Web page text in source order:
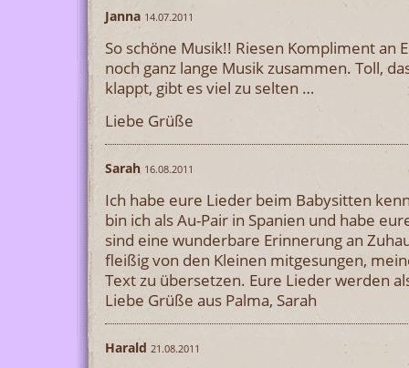
Janna 14.07.2011
So schöne Musik!! Riesen Kompliment an
noch ganz lange Musik zusammen. Toll,
klappt, gibt es viel zu selten …
Liebe Grüße
Sarah 16.08.2011
Ich habe eure Lieder beim Babysitten
bin ich als Au-Pair in Spanien und habe
sind eine wunderbare Erinnerung an
fleißig von den Kleinen mitgesungen,
Text zu übersetzen. Eure Lieder werden
Liebe Grüße aus Palma, Sarah
Harald 21.08.2011